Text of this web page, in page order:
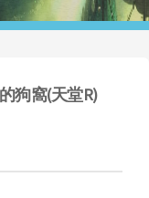
狗窩(天堂R)